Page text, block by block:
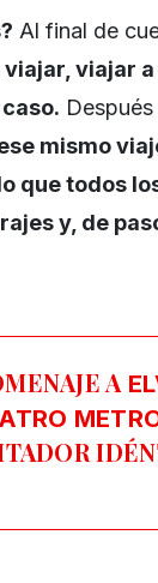
Al final de
viajar
.
mismo
que todos
y, de
A